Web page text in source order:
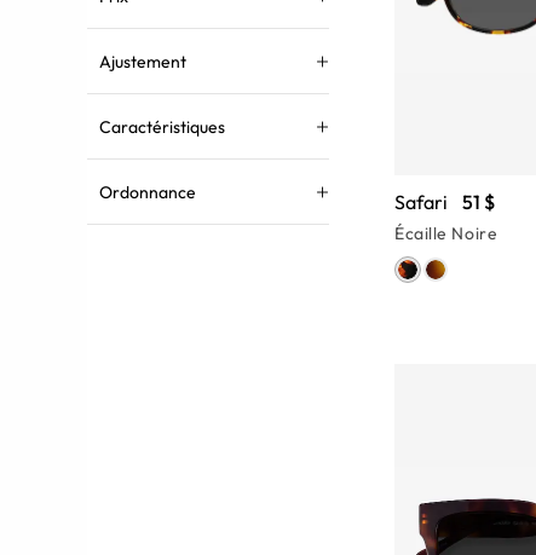
Ajustement
Caractéristiques
Ordonnance Safari 51 $
Écaille Noire